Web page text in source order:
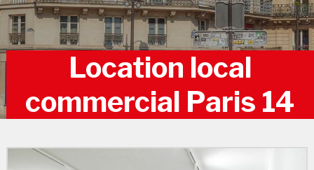
Location local
commercial Paris 14